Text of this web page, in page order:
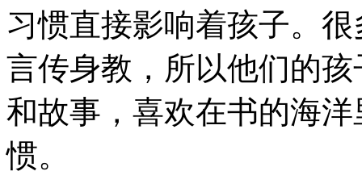
习惯直接影响着孩子。
言传身教，所以他们的
和故事，喜欢在书的海
惯。